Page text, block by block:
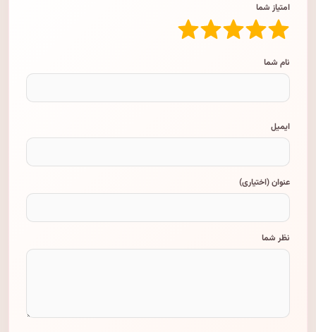
امتیاز شما
نام شما
ایمیل
عنوان (اختیاری)
نظر شما